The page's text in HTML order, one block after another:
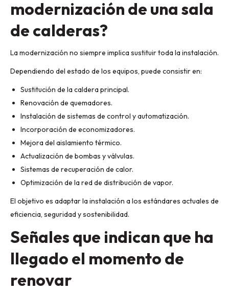
modernización de una sala
de calderas?
La modernización no siempre implica sustituir toda la instalación.
Dependiendo del estado de los equipos, puede consistir en:
Sustitución de la caldera principal.
Renovación de quemadores.
Instalación de sistemas de control y automatización.
Incorporación de economizadores.
Mejora del aislamiento térmico.
Actualización de bombas y válvulas.
Sistemas de recuperación de calor.
Optimización de la red de distribución de vapor.
El objetivo es adaptar la instalación a los estándares actuales de
eficiencia, seguridad y sostenibilidad.
Señales que indican que ha
llegado el momento de
renovar